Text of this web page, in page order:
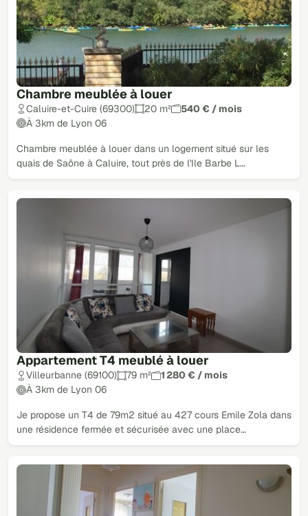
Chambre meublée à louer
Caluire-et-Cuire (69300) 20 m²
540 € / mois
À 3km de Lyon 06
Chambre meublée à louer dans un logement situé sur les
quais de Saône à Caluire, tout près de l'Ile Barbe L…
Appartement T4 meublé à louer
Villeurbanne (69100) 79 m²
1 280 € / mois
À 3km de Lyon 06
Je propose un T4 de 79m2 situé au 427 cours Emile Zola dans
une résidence fermée et sécurisée avec une place…